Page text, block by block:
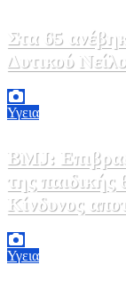
Στα 65
Δυτικού
Υγεια
BMJ:
της παιδικής
Κίνδυνος
Υγεια